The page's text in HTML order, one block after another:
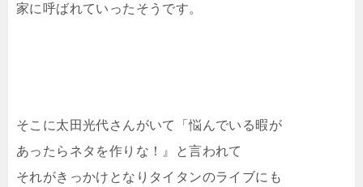
家に呼ばれていったそうです。
そこに太田光代さんがいて「悩んでいる暇が
あったらネタを作りな！』と言われて
それがきっかけとなりタイタンのライブにも